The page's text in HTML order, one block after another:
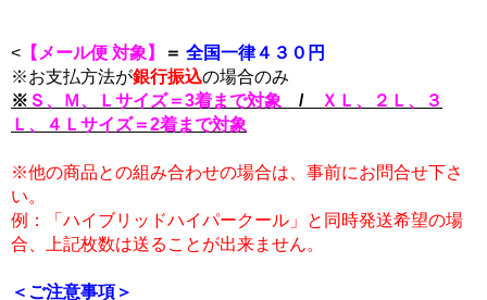
< 【メール便 対象】 ＝ 全国一律４３０円
※お支払方法が銀行振込の場合のみ
※ Ｓ、Ｍ、Ｌサイズ＝3着まで対象 /
ＸＬ、２Ｌ、３
Ｌ、４Ｌサイズ＝2着まで対象
※他の商品との組み合わせの場合は、事前にお問合せ下さ
い。
例：「ハイブリッドハイパークール」と同時発送希望の場
合、上記枚数は送ることが出来ません。
＜ご注意事項＞